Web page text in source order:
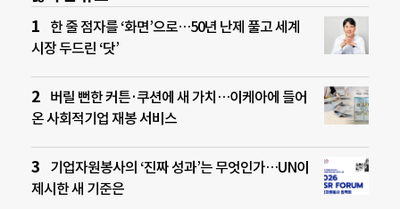
한 줄 점자를 ‘화면’으로…50년 난제 풀고 세계
시장 두드린 ‘닷’
버릴 뻔한 커튼·쿠션에 새 가치…이케아에 들어
온 사회적기업 재봉 서비스
기업자원봉사의 ‘진짜 성과’는 무엇인가…UN이
제시한 새 기준은